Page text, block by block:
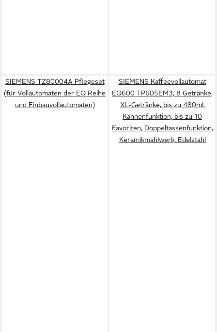
SIEMENS TZ80004A Pflegeset
(für Vollautomaten der EQ Reihe
und Einbauvollautomaten)
SIEMENS Kaffeevollautomat
EQ600 TP605EM3, 8 Getränke,
XL-Getränke, bis zu 480ml,
Kannenfunktion, bis zu 10
Favoriten, Doppeltassenfunktion,
Keramikmahlwerk, Edelstahl